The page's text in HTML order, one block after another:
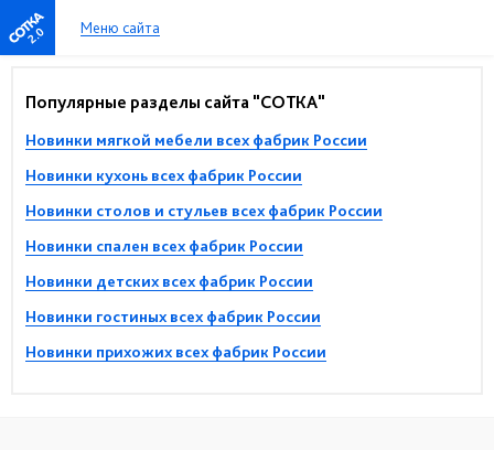
2.0 Меню сайта
Популярные разделы сайта "СОТКА"
Новинки мягкой мебели всех фабрик России
Новинки кухонь всех фабрик России
Новинки столов и стульев всех фабрик России
Новинки спален всех фабрик России
Новинки детских всех фабрик России
Новинки гостиных всех фабрик России
Новинки прихожих всех фабрик России